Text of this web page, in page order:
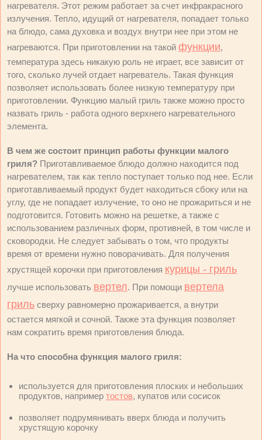
нагревателя. Этот режим работает за счет инфракрасного
излучения. Тепло, идущий от нагревателя, попадает только
на блюдо, сама духовка и воздух внутри нее при этом не
нагреваются. При приготовлении на такой функции,
температура здесь никакую роль не играет, все зависит от
того, сколько лучей отдает нагреватель. Такая функция
позволяет использовать более низкую температуру при
приготовлении. Функцию малый гриль также можно просто
назвать гриль - работа одного верхнего нагревательного
элемента.
В чем же состоит принцип работы функции малого
гриля? Приготавливаемое блюдо должно находится под
нагревателем, так как тепло поступает только под нее. Если
приготавливаемый продукт будет находиться сбоку или на
углу, где не попадает излучение, то оно не прожариться и не
подготовится. Готовить можно на решетке, а также с
использованием различных форм, противней, в том числе и
сковородки. Не следует забывать о том, что продукты
время от времени нужно поворачивать. Для получения
хрустящей корочки при приготовления курицы - гриль
лучше использовать вертел. При помощи вертела
гриль сверху равномерно прожаривается, а внутри
остается мягкой и сочной. Также эта функция позволяет
нам сократить время приготовления блюда.
На что способна функция малого гриля:
используется для приготовления плоских и небольших
продуктов, например тостов, купатов или сосисок
позволяет подрумянивать вверх блюда и получить
хрустящую корочку